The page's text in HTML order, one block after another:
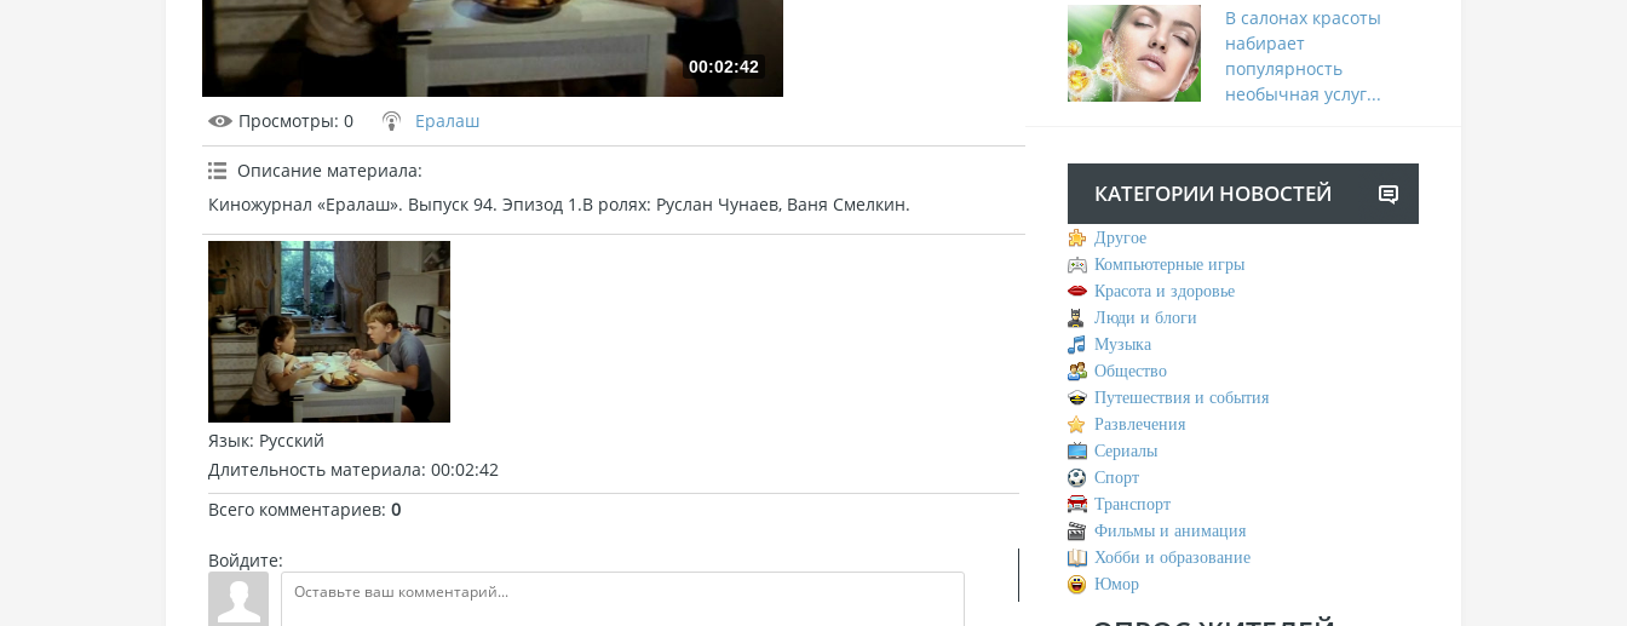
00:02:42
Просмотры: 0 Ералаш
Описание материала:
Киножурнал «Ералаш». Выпуск 94. Эпизод 1.В ролях: Руслан Чунаев, Ваня Смелкин.
Язык: Русский
Длительность материала: 00:02:42
Всего комментариев: 0
Войдите:
В салонах красоты
набирает
популярность
необычная услуг...
КАТЕГОРИИ НОВОСТЕЙ
Другое
Компьютерные игры
Красота и здоровье
Люди и блоги
Музыка
Общество
Путешествия и события
Развлечения
Сериалы
Спорт
Транспорт
Фильмы и анимация
Хобби и образование
Юмор